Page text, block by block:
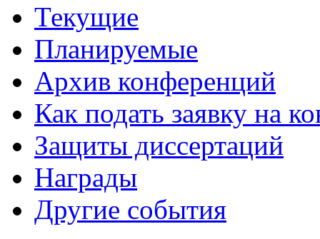
Текущие
Планируемые
Архив конференций
Как подать заявку на
Защиты диссертаций
Награды
Другие события